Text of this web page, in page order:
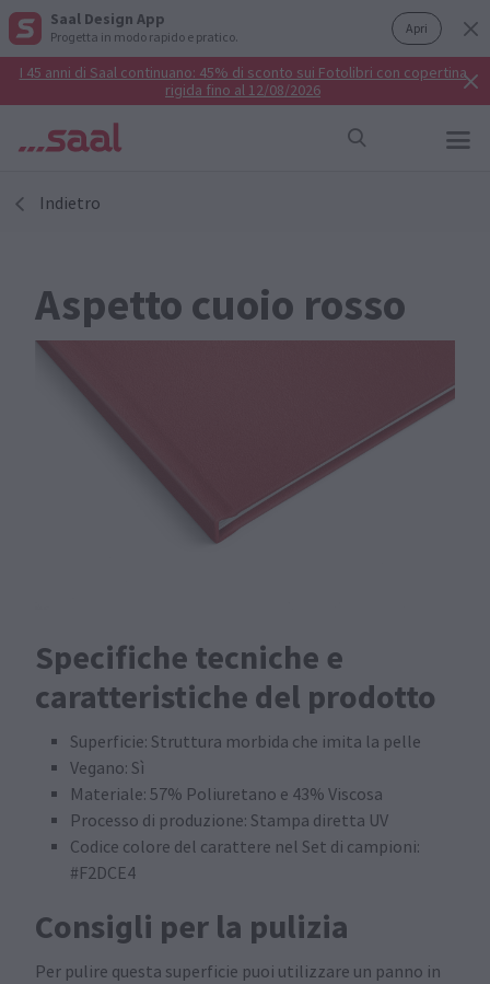
Saal Design App
Progetta in modo rapido e pratico. Apri
I 45 anni di Saal continuano: 45% di sconto sui Fotolibri con copertina
rigida fino al 12/08/2026
Indietro
Aspetto cuoio rosso
Specifiche tecniche e
caratteristiche del prodotto
Superficie: Struttura morbida che imita la pelle
Vegano: Sì
Materiale: 57% Poliuretano e 43% Viscosa
Processo di produzione: Stampa diretta UV
Codice colore del carattere nel Set di campioni:
#F2DCE4
Consigli per la pulizia
Per pulire questa superficie puoi utilizzare un panno in